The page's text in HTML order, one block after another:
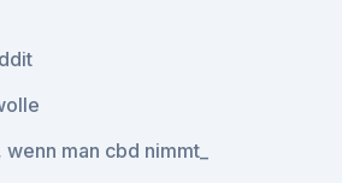
man cbd nimmt_